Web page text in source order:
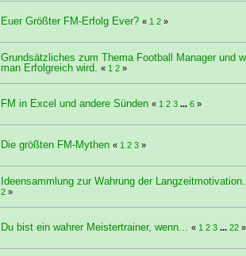
Euer Größter FM-Erfolg Ever? « 1 2»
Grundsätzliches zum Thema Football Manager und
man Erfolgreich wird.
« 1 2»
FM in Excel und andere Sünden « 1 2 3 ... 6»
Die größten FM-Mythen « 1 2 3»
Ideensammlung zur Wahrung der
2»
Du bist ein wahrer Meistertrainer, wenn... « 1 2 3 ... 22»